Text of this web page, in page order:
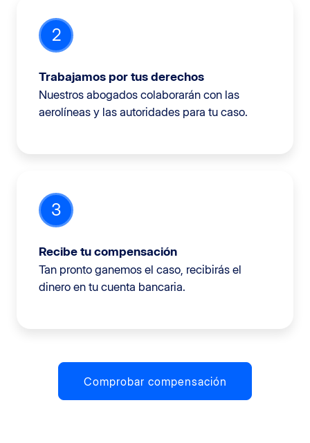
2
Trabajamos por tus derechos
Nuestros abogados colaborarán con las
aerolíneas y las autoridades para tu caso.
3
Recibe tu compensación
Tan pronto ganemos el caso, recibirás el
dinero en tu cuenta bancaria.
Comprobar compensación